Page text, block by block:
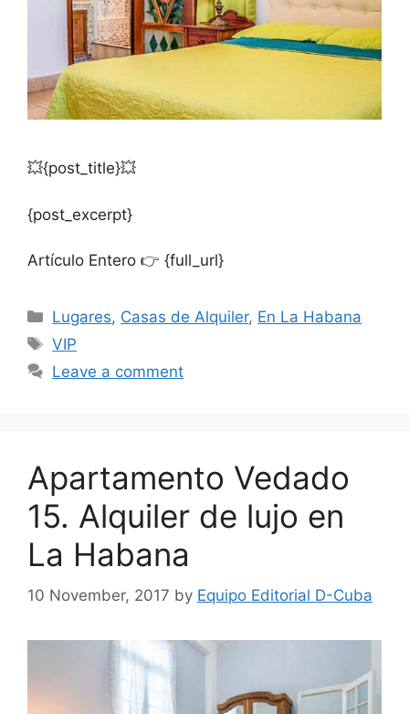
💥{post_title}💥
{post_excerpt}
Artículo Entero 👉 {full_url}
Categories
Lugares, Casas de Alquiler, En La Habana
Tags
VIP
Leave a comment
Apartamento Vedado
15. Alquiler de lujo en
La Habana
10 November, 2017 by Equipo Editorial D-Cuba